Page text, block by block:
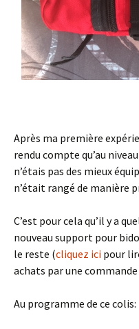
Après ma première
rendu compte qu’au
n’étais pas des mieux
n’était rangé de manière
C’est pour cela qu’il y a
nouveau support pour
le reste (cliquez ici pour
achats par une
Au programme de ce colis: